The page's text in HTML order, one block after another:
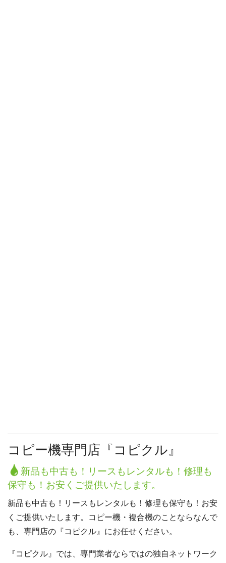
コピー機専門店『コピクル』
新品も中古も！リースもレンタルも！修理も
保守も！お安くご提供いたします。
新品も中古も！リースもレンタルも！修理も保守も！お安
くご提供いたします。コピー機・複合機のことならなんで
も、専門店の『コピクル』にお任せください。
『コピクル』では、専門業者ならではの独自ネットワーク